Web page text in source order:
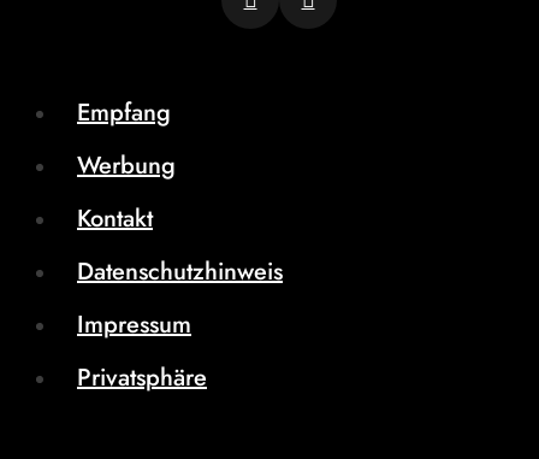
Empfang
Werbung
Kontakt
Datenschutzhinweis
Impressum
Privatsphäre